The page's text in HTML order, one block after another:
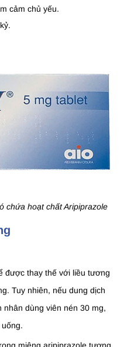
cảm chủ yếu.
chứa hoạt chất Aripiprazole
được thay thế với liều tương
Tuy nhiên, nếu dung dịch
dùng viên nén 30 mg,